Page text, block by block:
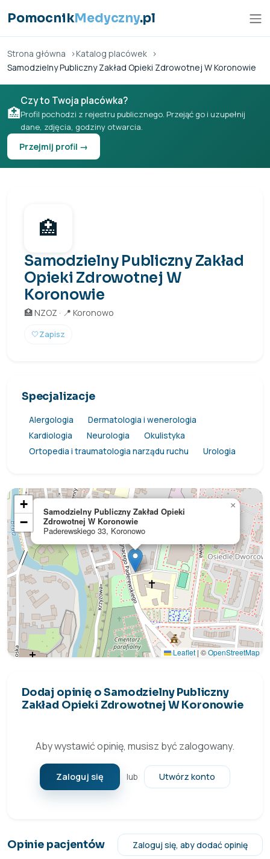
PomocnikMedyczny.pl
Strona główna
Katalog placówek
Samodzielny Publiczny Zakład Opieki Zdrowotnej W Koronowie
🏥
Czy to Twoja placówka?
Profil pochodzi z rejestru publicznego. Przejąć go i uzupełnij
dane, zdjęcia, godziny otwarcia.
Przejmij profil →
🏥
Samodzielny Publiczny Zakład
Opieki Zdrowotnej W
Koronowie
🏥 NZOZ · 📍 Koronowo
🤍Zapisz
Specjalizacje
Alergologia
Dermatologia i wenerologia
Kardiologia
Neurologia
Okulistyka
Ortopedia i traumatologia narządu ruchu
Urologia
Samodzielny Publiczny Zakład Opieki
Zdrowotnej W Koronowie
Paderewskiego 33, Koronowo
×
+
−
Leaflet | ©OpenStreetMap
Dodaj opinię o Samodzielny Publiczny
Zakład Opieki Zdrowotnej W Koronowie
Aby wystawić opinię, musisz być zalogowany.
Zaloguj się lub Utwórz konto
Opinie pacjentów Zaloguj się, aby dodać opinię